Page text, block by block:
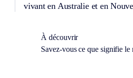
vivant en Australie et en
À découvrir
Savez-vous ce que signifie le